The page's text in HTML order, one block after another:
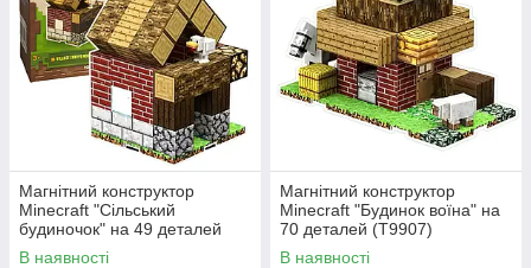
Магнітний конструктор
Minecraft "Сільський
будиночок" на 49 деталей
(T9906)
В наявності
Магнітний конструктор
Minecraft "Будинок воїна" на
70 деталей (T9907)
В наявності